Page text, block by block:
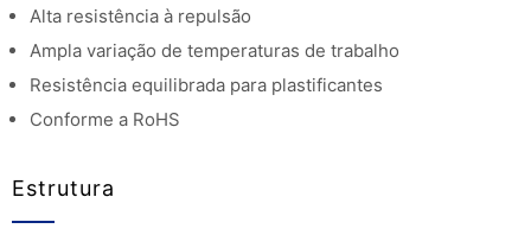
Alta resistência à repulsão
Ampla variação de temperaturas de trabalho
Resistência equilibrada para plastificantes
Conforme a RoHS
Estrutura